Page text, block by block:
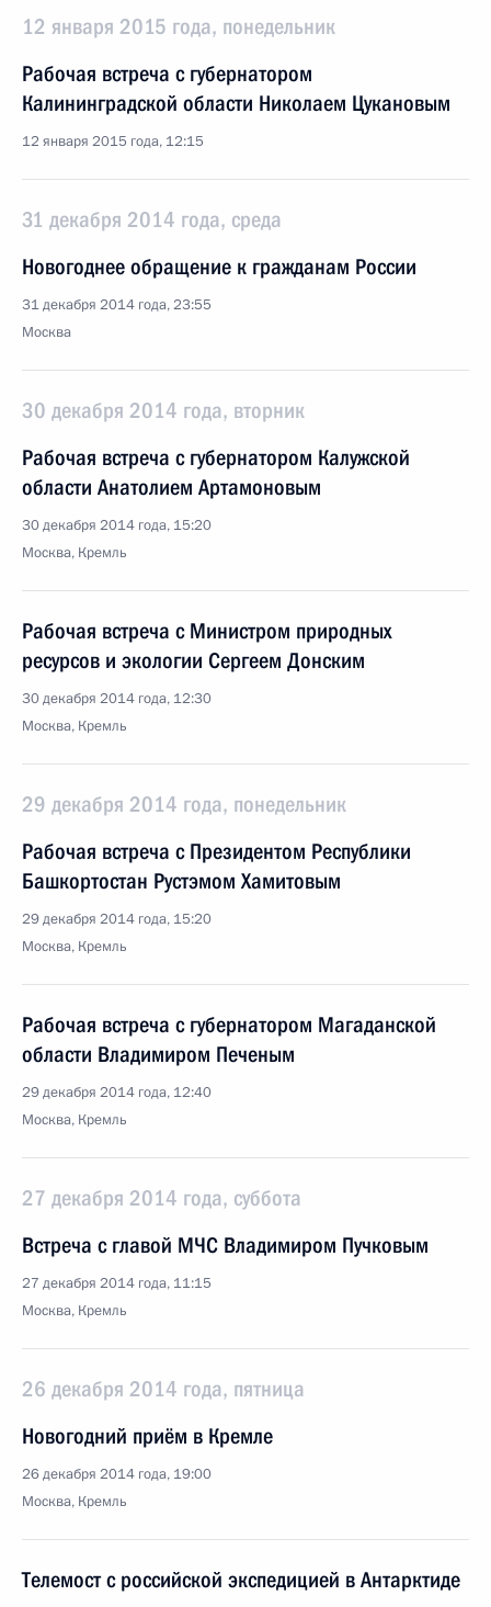
12 января 2015 года, понедельник
Рабочая встреча с губернатором
Калининградской области Николаем Цукановым
12 января 2015 года, 12:15
31 декабря 2014 года, среда
Новогоднее обращение к гражданам России
31 декабря 2014 года, 23:55
Москва
30 декабря 2014 года, вторник
Рабочая встреча с губернатором Калужской
области Анатолием Артамоновым
30 декабря 2014 года, 15:20
Москва, Кремль
Рабочая встреча с Министром природных
ресурсов и экологии Сергеем Донским
30 декабря 2014 года, 12:30
Москва, Кремль
29 декабря 2014 года, понедельник
Рабочая встреча с Президентом Республики
Башкортостан Рустэмом Хамитовым
29 декабря 2014 года, 15:20
Москва, Кремль
Рабочая встреча с губернатором Магаданской
области Владимиром Печеным
29 декабря 2014 года, 12:40
Москва, Кремль
27 декабря 2014 года, суббота
Встреча с главой МЧС Владимиром Пучковым
27 декабря 2014 года, 11:15
Москва, Кремль
26 декабря 2014 года, пятница
Новогодний приём в Кремле
26 декабря 2014 года, 19:00
Москва, Кремль
Телемост с российской экспедицией в Антарктиде